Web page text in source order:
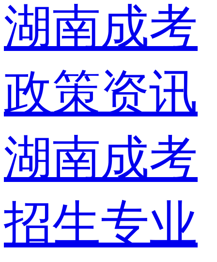
湖南成考
政策资讯
湖南成考
招生专业